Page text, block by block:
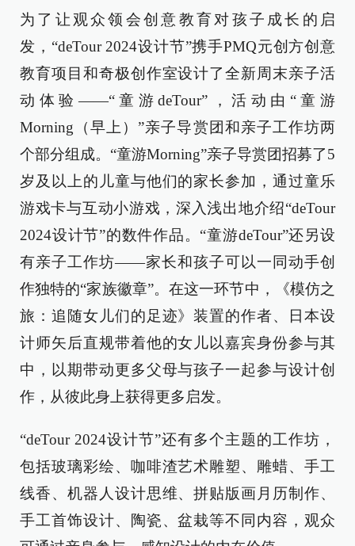
为了让观众领会创意教育对孩子成长的启
发，“deTour 2024设计节”携手PMQ元创方创意
教育项目和奇极创作室设计了全新周末亲子活
动体验——“童游deTour”，活动由“童游
Morning（早上）”亲子导赏团和亲子工作坊两
个部分组成。“童游Morning”亲子导赏团招募了5
岁及以上的儿童与他们的家长参加，通过童乐
游戏卡与互动小游戏，深入浅出地介绍“deTour
2024设计节”的数件作品。“童游deTour”还另设
有亲子工作坊——家长和孩子可以一同动手创
作独特的“家族徽章”。在这一环节中，《模仿之
旅：追随女儿们的足迹》装置的作者、日本设
计师矢后直规带着他的女儿以嘉宾身份参与其
中，以期带动更多父母与孩子一起参与设计创
作，从彼此身上获得更多启发。
“deTour 2024设计节”还有多个主题的工作坊，
包括玻璃彩绘、咖啡渣艺术雕塑、雕蜡、手工
线香、机器人设计思维、拼贴版画月历制作、
手工首饰设计、陶瓷、盆栽等不同内容，观众